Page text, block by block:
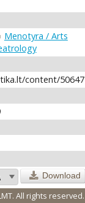
Menotyra / Arts
content/50647
Download
All rights reserved.